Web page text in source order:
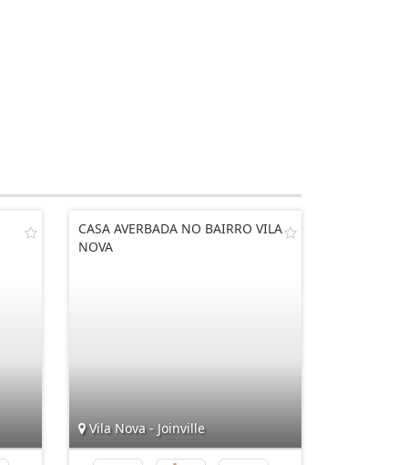
CASA AVERBADA NO BAIRRO VILA
NOVA
Vila Nova - Joinville